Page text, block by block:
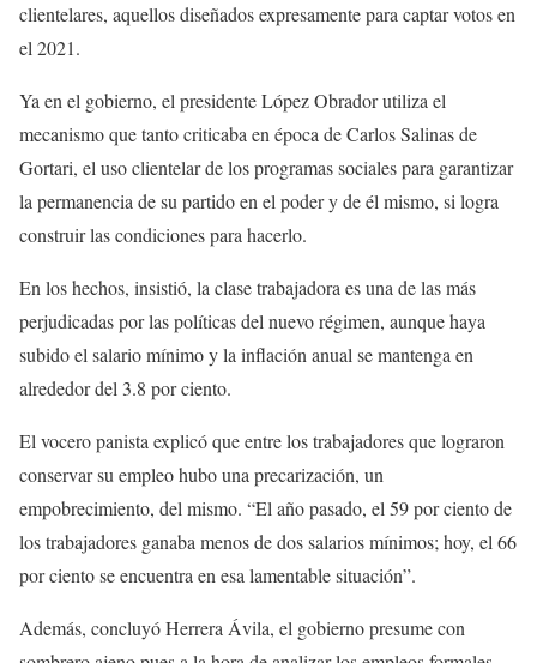
clientelares, aquellos diseñados expresamente para captar votos en
el 2021.
Ya en el gobierno, el presidente López Obrador utiliza el
mecanismo que tanto criticaba en época de Carlos Salinas de
Gortari, el uso clientelar de los programas sociales para garantizar
la permanencia de su partido en el poder y de él mismo, si logra
construir las condiciones para hacerlo.
En los hechos, insistió, la clase trabajadora es una de las más
perjudicadas por las políticas del nuevo régimen, aunque haya
subido el salario mínimo y la inflación anual se mantenga en
alrededor del 3.8 por ciento.
El vocero panista explicó que entre los trabajadores que lograron
conservar su empleo hubo una precarización, un
empobrecimiento, del mismo. “El año pasado, el 59 por ciento de
los trabajadores ganaba menos de dos salarios mínimos; hoy, el 66
por ciento se encuentra en esa lamentable situación”.
Además, concluyó Herrera Ávila, el gobierno presume con